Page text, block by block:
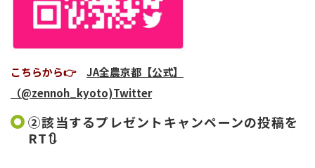
こちらから👉 JA全農京都【公式】
（@zennoh_kyoto)Twitter
②該当するプレゼントキャンペーンの投稿を
RT🔃